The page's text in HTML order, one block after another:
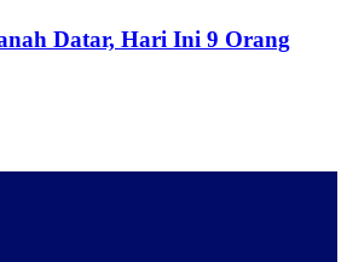
Datar, Hari Ini 9 Orang